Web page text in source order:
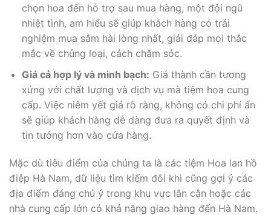
chọn hoa đến hỗ trợ sau mua hàng, một đội ngũ
nhiệt tình, am hiểu sẽ giúp khách hàng có trải
nghiệm mua sắm hài lòng nhất, giải đáp mọi thắc
mắc về chủng loại, cách chăm sóc.
Giá cả hợp lý và minh bạch: Giá thành cần tương
xứng với chất lượng và dịch vụ mà tiệm hoa cung
cấp. Việc niêm yết giá rõ ràng, không có chi phí ẩn
sẽ giúp khách hàng dễ dàng đưa ra quyết định và
tin tưởng hơn vào cửa hàng.
Mặc dù tiêu điểm của chúng ta là các tiệm Hoa lan hồ
điệp Hà Nam, dữ liệu tìm kiếm đôi khi cũng gợi ý các
địa điểm đáng chú ý trong khu vực lân cận hoặc các
nhà cung cấp lớn có khả năng giao hàng đến Hà Nam.